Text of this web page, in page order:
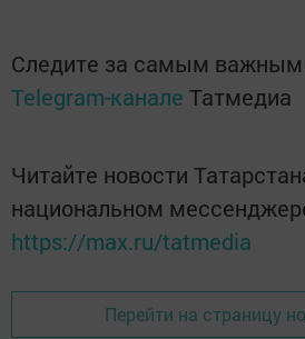
Следите за самым
Telegram-канале Татмедиа
Читайте новости
национальном
https://max.ru/tatmedia
Перейти на страницу